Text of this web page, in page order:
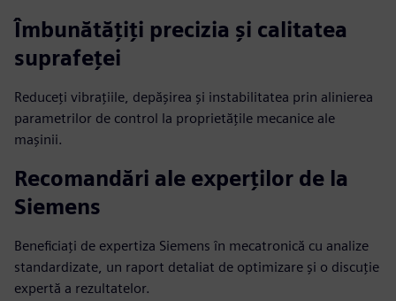
Îmbunătățiți precizia și calitatea
suprafeței
Reduceți vibrațiile, depășirea și instabilitatea prin alinierea
parametrilor de control la proprietățile mecanice ale
mașinii.
Recomandări ale experților de la
Siemens
Beneficiați de expertiza Siemens în mecatronică cu analize
standardizate, un raport detaliat de optimizare și o discuție
expertă a rezultatelor.